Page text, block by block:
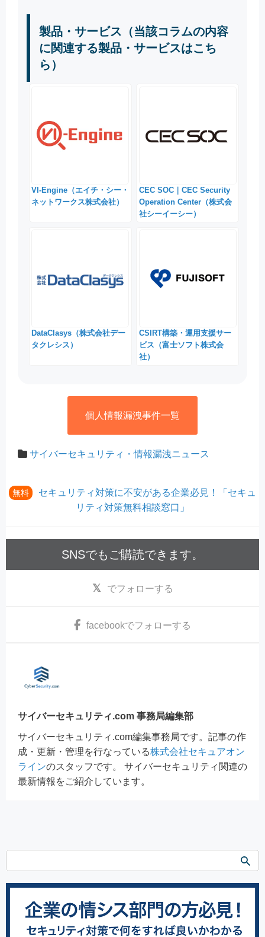
製品・サービス（当該コラムの内容
に関連する製品・サービスはこち
ら）
VI-Engine（エイチ・シー・
ネットワークス株式会社）
CEC SOC｜CEC Security
Operation Center（株式会
社シーイーシー）
DataClasys（株式会社デー
タクレシス）
CSIRT構築・運用支援サー
ビス（富士ソフト株式会
社）
個人情報漏洩事件一覧
サイバーセキュリティ・情報漏洩ニュース
無料
セキュリティ対策に不安がある企業必見！「セキュ
リティ対策無料相談窓口」
SNSでもご購読できます。
でフォローする
facebookでフォローする
サイバーセキュリティ.com 事務局編集部
サイバーセキュリティ.com編集事務局です。記事の作
成・更新・管理を行なっている株式会社セキュアオン
ラインのスタッフです。 サイバーセキュリティ関連の
最新情報をご紹介しています。